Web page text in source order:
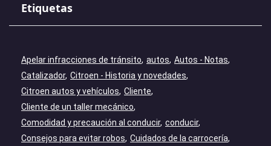
Etiquetas
Apelar infracciones de tránsito autos Autos - Notas
Catalizador Citroen - Historia y novedades
Citroen autos y vehículos Cliente
Cliente de un taller mecánico
Comodidad y precaución al conducir conducir
Consejos para evitar robos Cuidados de la carrocería